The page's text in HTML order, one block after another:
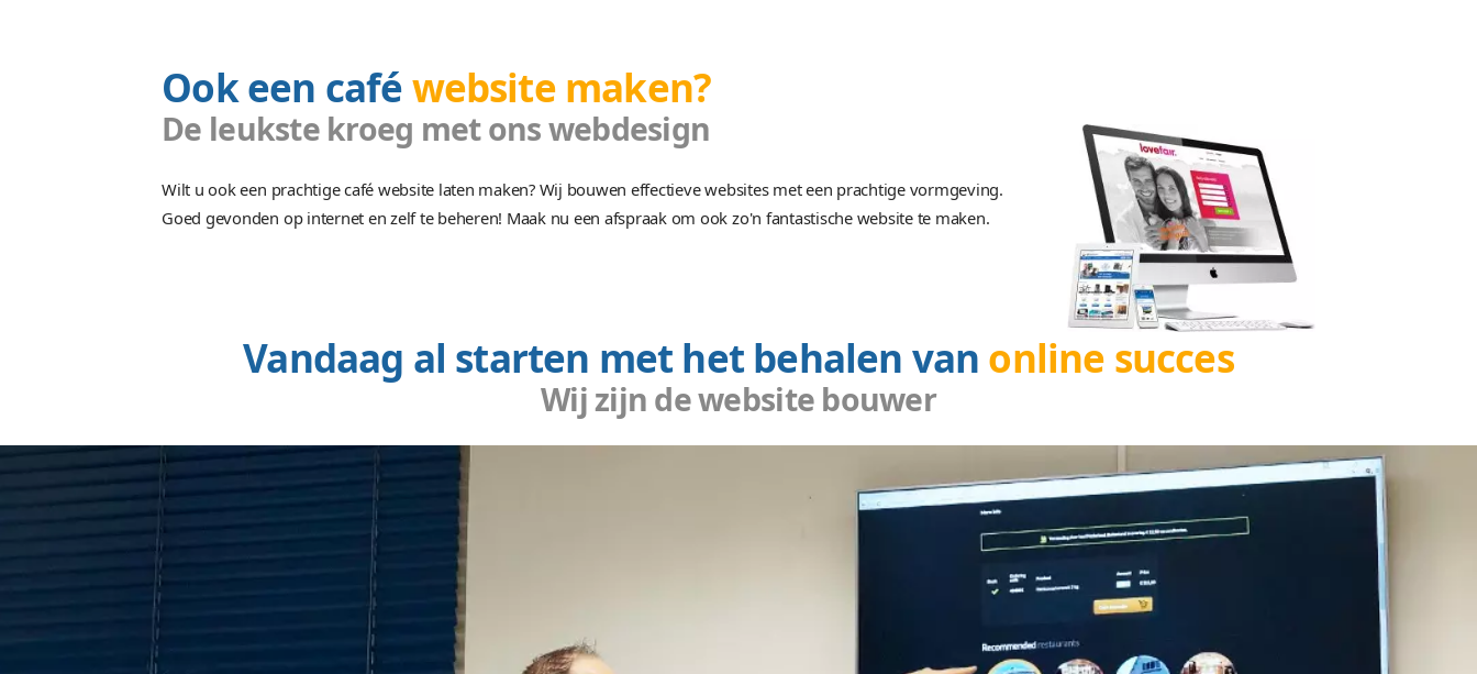
"Vcreations heeft onze website naar grote tevredenheid gemaakt. Het was een goede samenwerking waarbij diverse ideeën
zijn gepasseerd. Vcreations denkt goed mee. Aanrader!"
Thomas Dekker - oprichter van Beetronics
Ook een café website maken?
De leukste kroeg met ons webdesign